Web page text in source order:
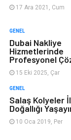
göz sağlığı
Sigorta
Veteriner
17 Ara 2021, Cum
GENEL
Dubai Nakliye
Hizmetlerinde
Profesyonel
15 Eki 2025, Çar
GENEL
Salaş Kolyeler
Doğallığı
10 Oca 2019, Per